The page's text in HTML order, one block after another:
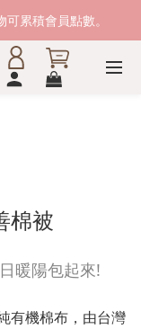
累積會員點數。
累積會員點數。
付款免運。
棉被
暖陽包起來!
有機棉布，由台灣